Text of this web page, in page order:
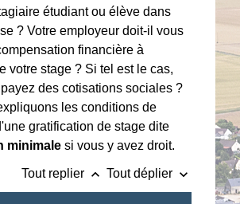
étudiant ou élève dans
? Votre employeur doit-il vous
financière à
votre stage ? Si tel est le cas,
des cotisations sociales ?
les conditions de
gratification de stage dite
minimale si vous y avez droit.
Tout replier keyboard_arrow_up Tout déplier keyboard_arrow_down